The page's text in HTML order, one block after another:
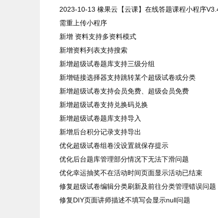
2023-10-13 橡果云【云课】在线答题课程小程序
需重上传小程序
新增 资料支持多资料模式
新增资料列表支持搜索
新增超级试卷题库支持三级分组
新增链接选择器支持跳转某个超级试卷或分类
新增超级试卷支持会员免费、超级会员免费
新增超级试卷支持兑换码兑换
新增超级试卷题库支持导入
新增后台积分记录支持导出
优化超级试卷组卷没设置就保存提示
优化后台题库管理部分情况下无法下滑问题
优化幸运抽奖不在活动时间页面显示活动已结束
修复超级试卷编辑分类刷新及前往分类管理错误问题
修复DIY页面讲师描述不填写会显示null问题